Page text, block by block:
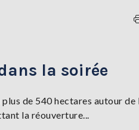
la soirée
de 540 hectares autour de
la réouverture...